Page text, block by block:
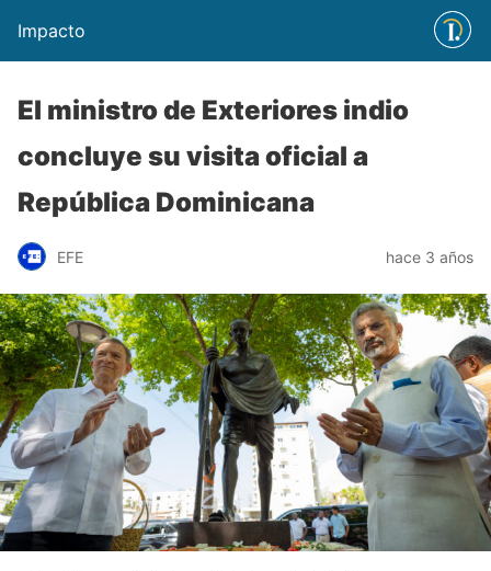
Impacto
El ministro de Exteriores indio
concluye su visita oficial a
República Dominicana
EFE hace 3 años